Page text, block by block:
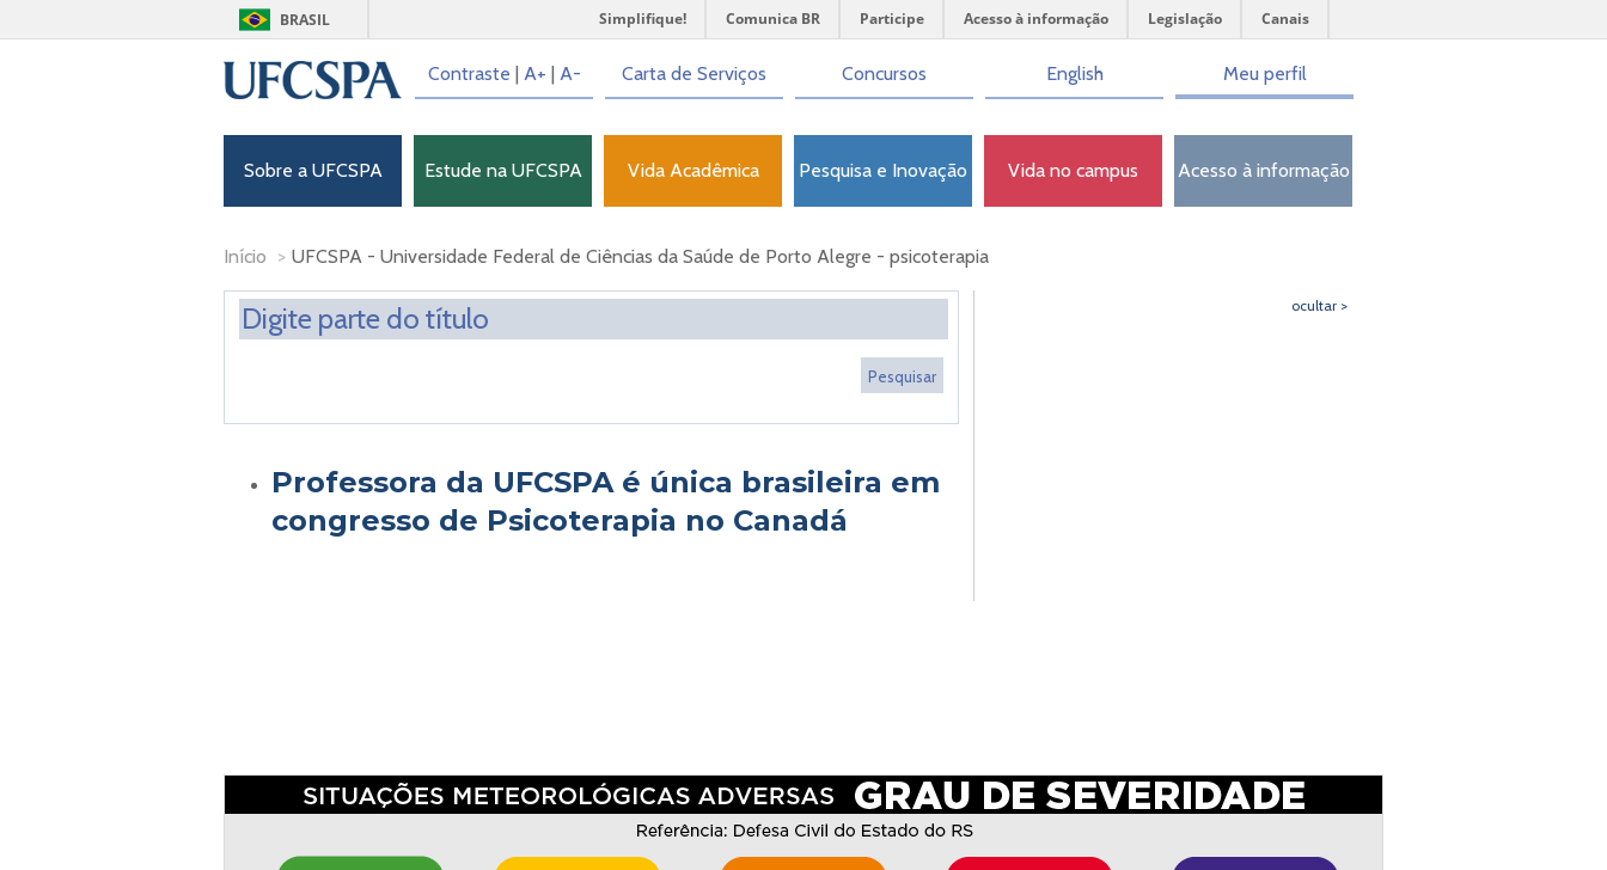
BRASIL Simplifique! Comunica BR Participe Acesso à informação Legislação Canais
Contraste | A+ | A- Carta de Serviços Concursos English Meu perfil
Sobre a UFCSPA Estude na UFCSPA Vida Acadêmica Pesquisa e Inovação Vida no campus Acesso à informação
Início > UFCSPA - Universidade Federal de Ciências da Saúde de Porto Alegre - psicoterapia
Professora da UFCSPA é única brasileira em
congresso de Psicoterapia no Canadá
ocultar >